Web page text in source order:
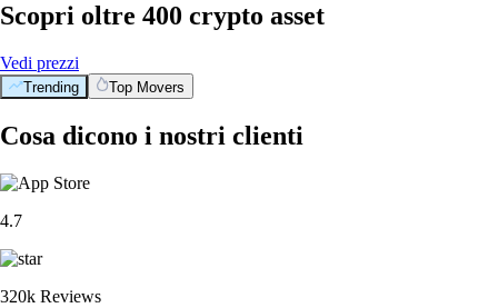
Scopri oltre 400 crypto asset
Vedi prezzi
Trending Top Movers
Cosa dicono i nostri clienti
4.7
320k Reviews